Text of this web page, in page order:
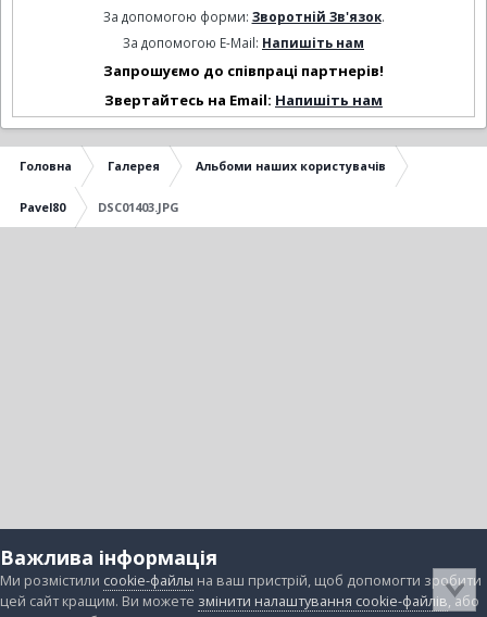
За допомогою форми: Зворотній Зв'язок.
За допомогою E-Mail: Напишіть нам
Запрошуємо до співпраці партнерів!
Звертайтесь на Email: Напишіть нам
Головна Галерея Альбоми наших користувачів
Pavel80 DSC01403.JPG
Важлива інформація
Ми розмістили cookie-файлы на ваш пристрій, щоб допомогти зробити
цей сайт кращим. Ви можете змінити налаштування cookie-файлів, або